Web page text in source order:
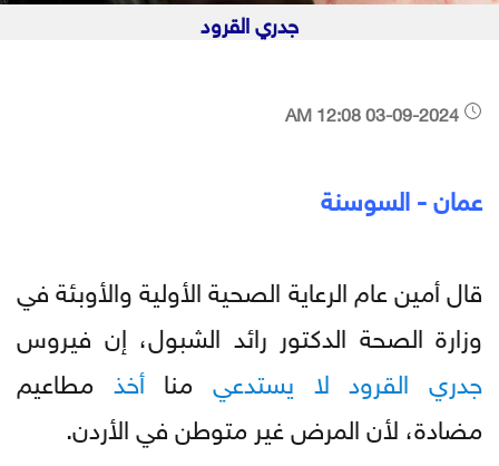
جدري القرود
عمان - السوسنة
قال أمين عام الرعاية الصحية الأولية والأوبئة في
وزارة الصحة الدكتور رائد الشبول، إن فيروس
جدري القرود لا يستدعيمناأخذ مطاعيم
مضادة، لأن المرض غير متوطن في الأردن.